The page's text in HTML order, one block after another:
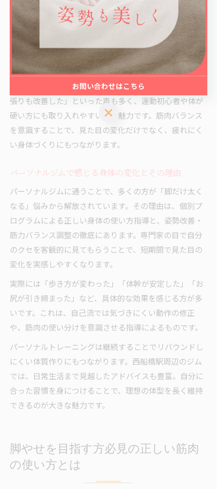
西船橋駅周辺のジムでは、ストレッチ専用の時間を設け
たり、トレーニング前後に整体を取り入れることで、筋
肉の柔軟性を高めています。これにより、関節可動域が
広がり、日常生活でも正しい姿勢を保ちやすくなりま
す。
「ストレッチを始めてから脚のむくみが減り、太ももの
張りも改善した」といった声も多く、運動初心者や体が
硬い方にも取り入れやすい点が魅力です。筋肉バランス
を意識することで、見た目の変化だけでなく、疲れにく
い身体づくりにもつながります。
パーソナルジムで感じる身体の変化とその理由
パーソナルジムに通うことで、多くの方が「脚だけ太く
なる」悩みから解放されています。その理由は、個別プ
ログラムによる正しい身体の使い方指導と、姿勢改善・
筋力バランス調整の徹底にあります。専門家の目で自分
のクセを客観的に見てもらうことで、短期間で見た目の
変化を実感しやすくなります。
実際には「歩き方が変わった」「体幹が安定した」「お
尻が引き締まった」など、具体的な効果を感じる方が多
いです。これは、自己流では気づきにくい動作の修正
や、筋肉の使い分けを意識させる指導によるものです。
パーソナルトレーニングは継続することでリバウンドし
にくい体質作りにもつながります。西船橋駅周辺のジム
では、日常生活まで見越したアドバイスも豊富。自分に
合った習慣を身につけることで、理想の体型を長く維持
できるのが大きな魅力です。
脚やせを目指す方必見の正しい筋肉
の使い方とは
お問い合わせはこちら
お問い合わせはこちら